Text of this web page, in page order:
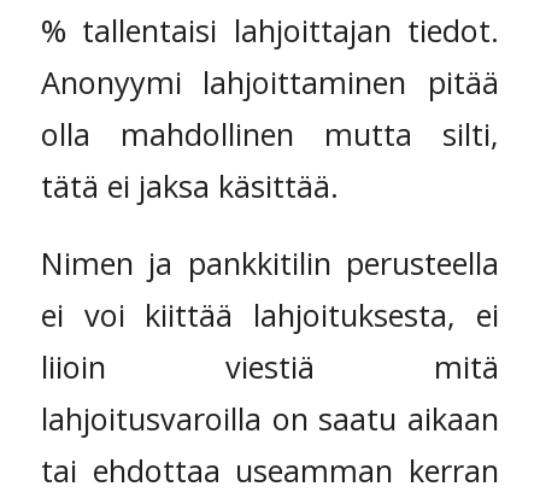
% tallentaisi lahjoittajan tiedot.
Anonyymi lahjoittaminen pitää
olla mahdollinen mutta silti,
tätä ei jaksa käsittää.
Nimen ja pankkitilin perusteella
ei voi kiittää lahjoituksesta, ei
liioin viestiä mitä
lahjoitusvaroilla on saatu aikaan
tai ehdottaa useamman kerran